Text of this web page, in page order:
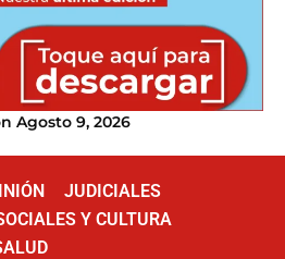
Agosto 9, 2026
JUDICIALES
Y CULTURA